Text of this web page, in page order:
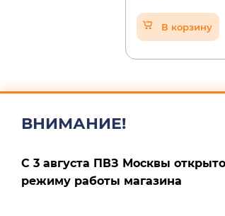
В корзину
ВНИМАНИЕ!
С 3 августа ПВЗ Москвы
режиму работы магазина